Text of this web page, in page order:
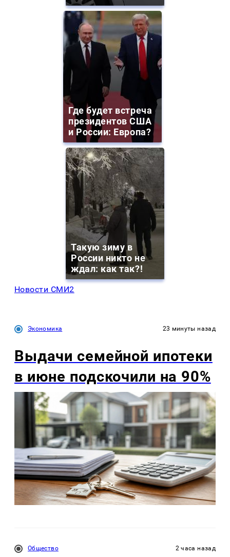
Где будет встреча
президентов США
и России: Европа?
Такую зиму в
России никто не
ждал: как так?!
Новости СМИ2
Экономика 23 минуты назад
Выдачи семейной ипотеки
в июне подскочили на 90%
Общество 2 часа назад